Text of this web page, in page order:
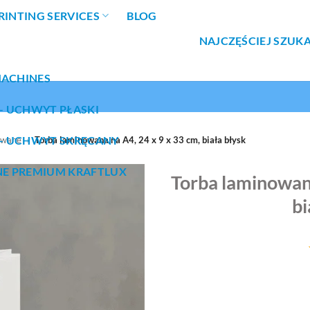
SERVICES BLOG
UCHWYT PŁASKI
UCHWYT SKRĘCANY
PREMIUM KRAFTLUX
NAJCZĘŚCIEJ
» Torba laminowana na A4, 24 x 9 x 33 cm, biała błysk
Torba